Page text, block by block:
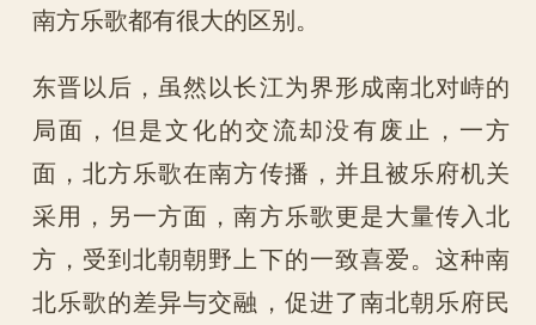
南方乐歌都有很大的区别。
东晋以后，虽然以长江为界形成南北对峙的
局面，但是文化的交流却没有废止，一方
面，北方乐歌在南方传播，并且被乐府机关
采用，另一方面，南方乐歌更是大量传入北
方，受到北朝朝野上下的一致喜爱。这种南
北乐歌的差异与交融，促进了南北朝乐府民